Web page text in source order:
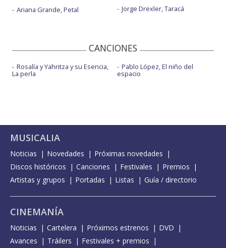
Ariana Grande, Petal
Jorge Drexler, Taracá
CANCIONES
Rosalía y Yahritza y su Esencia,
La perla
Pablo López, El niño del
espacio
MUSICALIA
Noticias Novedades
Próximas novedades
Discos históricos
Canciones Festivales
Premios
Artistas y grupos
Portadas Listas Guía / directorio
CINEMANÍA
Noticias Cartelera Próximos estrenos
DVD
Avances
Tráilers
Festivales + premios